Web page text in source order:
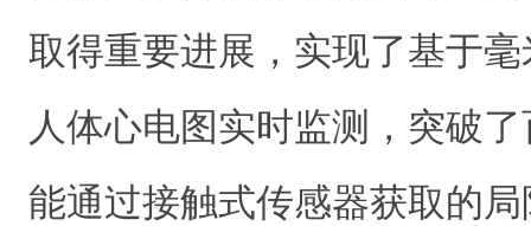
取得重要进展，实现了基于
人体心电图实时监测，突破
能通过接触式传感器获取的